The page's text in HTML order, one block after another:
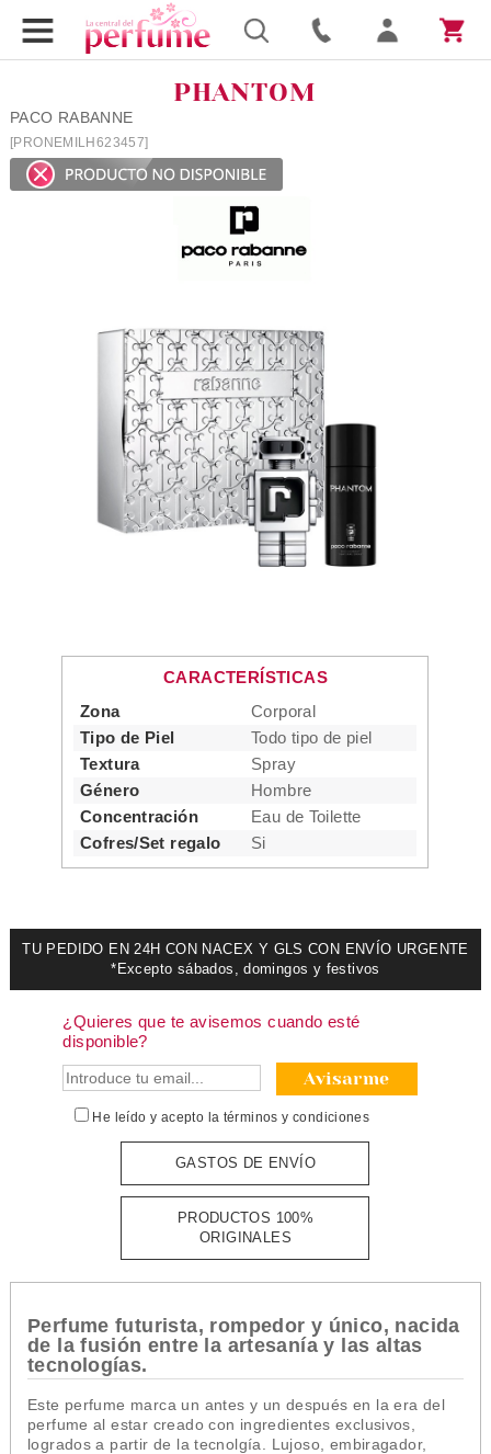
PHANTOM
PACO RABANNE
[PRONEMILH623457]
CARACTERÍSTICAS
Zona
Corporal
Tipo de Piel
Todo tipo de piel
Textura
Spray
Género
Hombre
Concentración
Eau de Toilette
Cofres/Set regalo
Si
TU PEDIDO EN 24H CON NACEX Y GLS CON ENVÍO URGENTE
*Excepto sábados, domingos y festivos
¿Quieres que te avisemos cuando esté
disponible?
Avisarme
He leído y acepto la términos y condiciones
GASTOS DE ENVÍO
PRODUCTOS 100%
ORIGINALES
Perfume futurista, rompedor y único, nacida
de la fusión entre la artesanía y las altas
tecnologías.
Este perfume marca un antes y un después en la era del
perfume al estar creado con ingredientes exclusivos,
logrados a partir de la tecnolgía. Lujoso, embiragador,